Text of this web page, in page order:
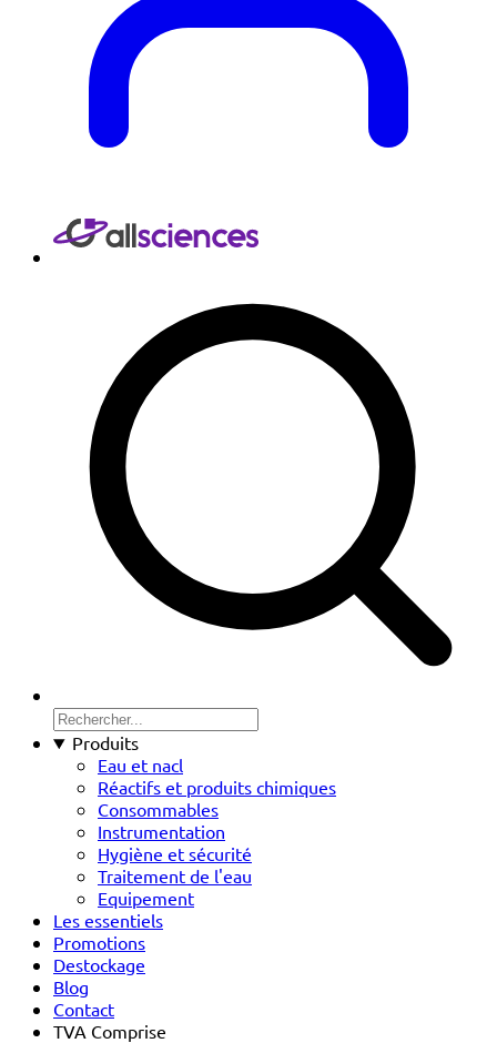
Produits
Eau et nacl
Réactifs et produits chimiques
Consommables
Instrumentation
Hygiène et sécurité
Traitement de l'eau
Equipement
Les essentiels
Promotions
Destockage
Blog
Contact
TVA Comprise